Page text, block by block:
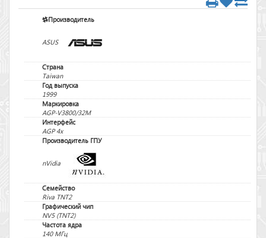
Производитель
ASUS
Страна
Taiwan
Год выпуска
1999
Маркировка
AGP-V3800/32M
Интерфейс
AGP 4x
Производитель ГПУ
nVidia
Семейство
Riva TNT2
Графический чип
NV5 (TNT2)
Частота ядра
140 МГц